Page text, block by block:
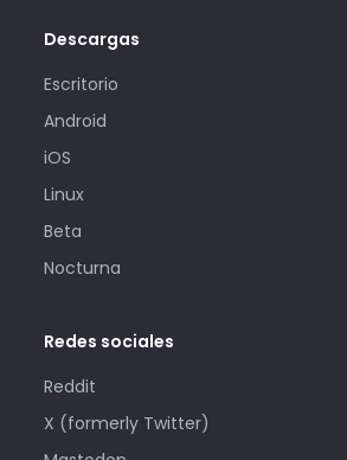
Descargas
Escritorio
Android
iOS
Linux
Beta
Nocturna
Redes sociales
Reddit
X (formerly Twitter)